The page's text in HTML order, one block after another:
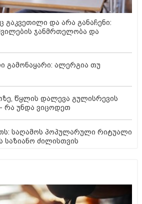
და არა განაჩენი:
ჯანმრთელობა და
გამონაყარი: ალერგია თუ
წყლის დალევა გულისრევის
- რა უნდა ვიცოდეთ
საღამოს პოპულარული რიტუალი
საზიანო ძილისთვის